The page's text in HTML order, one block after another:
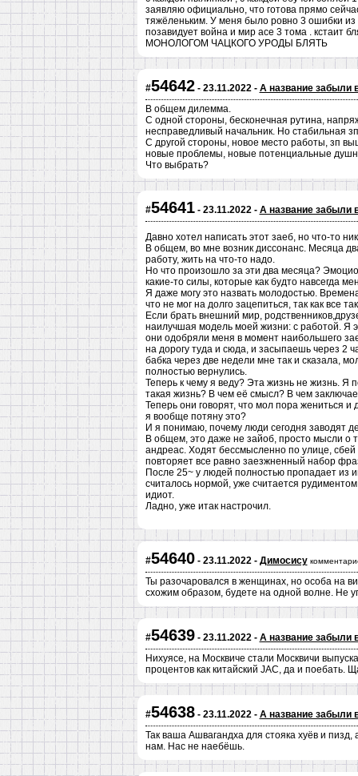
заявляю официально, что готова прямо
тяжёленьким. У меня было ровно 3 ошибки
позавидует война и мир асе 3 тома .
МОНОЛОГОМ ЧАЦКОГО УРОДЫ БЛЯТЬ
#54642- 23.11.2022 - А название забыли
В общем дилемма.
С одной стороны, бесконечная рутина,
несправедливый начальник. Но стабильная
С другой стороны, новое место работы, зп
новые проблемы, новые потенциальные
Что выбрать?
#54641- 23.11.2022 - А название забыли
Давно хотел написать этот заеб, но что-то
В общем, во мне возник диссонанс. Месяца
работу, жить на что-то надо.
Но что произошло за эти два месяца?
какие-то силы, которые как будто навсегда
Я даже могу это назвать молодостью.
что не мог на долго зацепиться, так как все
Если брать внешний мир,
наилучшая модель моей жизни: с работой. Я
они одобряли меня в момент наибольшего
на дорогу туда и сюда, и засыпаешь через 2
бабка через две недели мне так и сказала,
полностью вернулись.
Теперь к чему я веду? Эта жизнь не жизнь. Я
такая жизнь? В чем её смысл? В чем
Теперь они говорят, что мол пора жениться
я вообще потяну это?
И я понимаю, почему люди сегодня заводят
В общем, это даже не зайоб, просто мысли о
андреас. Ходят бессмысленно по улице,
повторяет все равно заезжненный набор
После 25~ у людей полностью пропадает из
считалось нормой, уже считается
идиот.
Ладно, уже итак настрочил.
#54640- 23.11.2022 - Димосису
Ты разочаровался в женщинах, но особа на
схожим образом, будете на одной волне. Не
#54639- 23.11.2022 - А название забыли
Нихуясе, на Москвиче стали Москвичи
процентов как китайский JAC, да и поебать.
#54638- 23.11.2022 - А название забыли
Так ваша Ашвагандха для стояка хуёв и
нам. Нас не наебёшь.